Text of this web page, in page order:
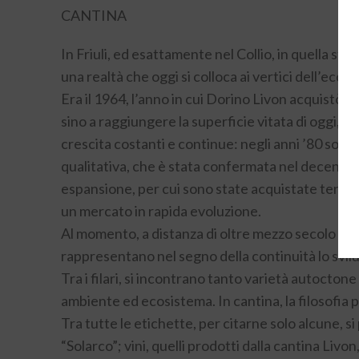
CANTINA
In Friuli, ed esattamente nel Collio, in quella
una realtà che oggi si colloca ai vertici
Era il 1964, l’anno in cui Dorino Livon acquistò
sino a raggiungere la superficie vitata di oggi,
crescita costanti e continue: negli anni ’80
qualitativa, che è stata confermata nel
espansione, per cui sono state acquistate
un mercato in rapida evoluzione.
Al momento, a distanza di oltre mezzo secolo
rappresentano nel segno della continuità lo
Tra i filari, si incontrano tanto varietà
ambiente ed ecosistema. In cantina, la filosofia
Tra tutte le etichette, per citarne solo alcune, si
“Solarco”; vini, quelli prodotti dalla cantina